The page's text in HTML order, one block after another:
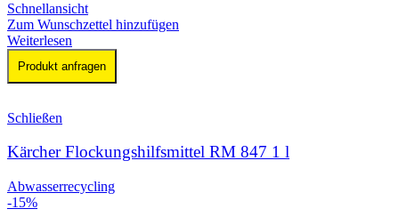
Schnellansicht
Zum Wunschzettel hinzufügen
Weiterlesen
Produkt anfragen
Schließen
Kärcher Flockungshilfsmittel RM 847 1 l
Abwasserrecycling
-15%